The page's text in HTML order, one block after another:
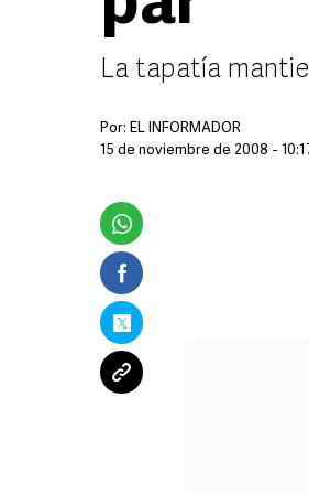
La tapatía
Por: EL INFORMADOR
15 de noviembre de 2008 -